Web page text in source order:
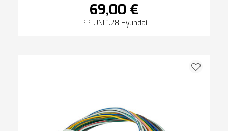
69,00 €
PP-UNI 1.28 Hyundai